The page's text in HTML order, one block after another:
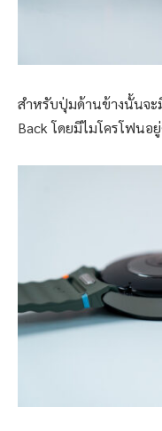
สำหรับปุ่มด้านข้างนั้นจ
Back โดยมีไมโครโฟนอ